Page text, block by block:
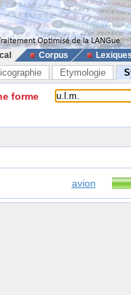
Corpus
Etymologie
forme
avion